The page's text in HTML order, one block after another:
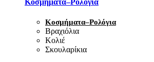
Κοσμήματα–Ρολόγια
Βραχιόλια
Κολιέ
Σκουλαρίκια